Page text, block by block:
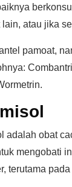
lain, atau jika
pamoat,
adalah obat
mengobati
terutama